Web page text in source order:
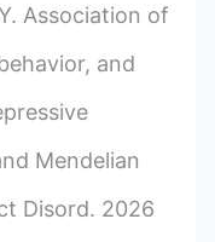
Association of
and
Mendelian
Disord. 2026